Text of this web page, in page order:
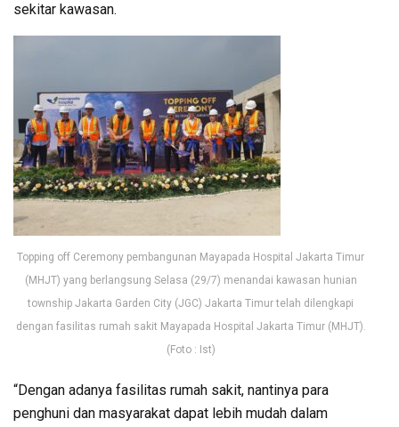
sekitar kawasan.
Topping off Ceremony pembangunan Mayapada Hospital Jakarta Timur
(MHJT) yang berlangsung Selasa (29/7) menandai kawasan hunian
township Jakarta Garden City (JGC) Jakarta Timur telah dilengkapi
dengan fasilitas rumah sakit Mayapada Hospital Jakarta Timur (MHJT).
(Foto : Ist)
“Dengan adanya fasilitas rumah sakit, nantinya para
penghuni dan masyarakat dapat lebih mudah dalam